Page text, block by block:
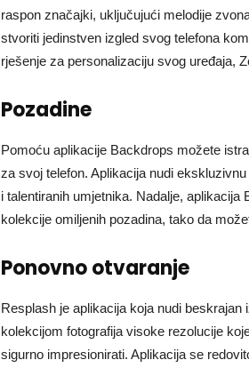
raspon značajki, uključujući melodije
stvoriti jedinstven izgled svog telefona
rješenje za personalizaciju svog uređaja,
Pozadine
Pomoću aplikacije Backdrops možete
za svoj telefon. Aplikacija nudi
i talentiranih umjetnika. Nadalje,
kolekcije omiljenih pozadina, tako da
Ponovno otvaranje
Resplash je aplikacija koja nudi
kolekcijom fotografija visoke rezolucije
sigurno impresionirati. Aplikacija se